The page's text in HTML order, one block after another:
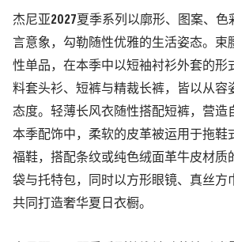
杰尼亚2027夏季系列以廓形、图案、色
言意象，勾勒随性优雅的生活姿态。束
性单品，在本季中以短袖衬衫外套的形
料套头衫、短裤与精裁长裤，皆以从容
态度。轻薄长风衣随性搭配短裤，营造
本季配饰中，柔软的皮革被运用于拖鞋
福鞋，搭配条纹或纯色绒面革牛皮材质
袋与托特包，同时以方形眼镜、真丝方
共同打造奢华夏日衣橱。